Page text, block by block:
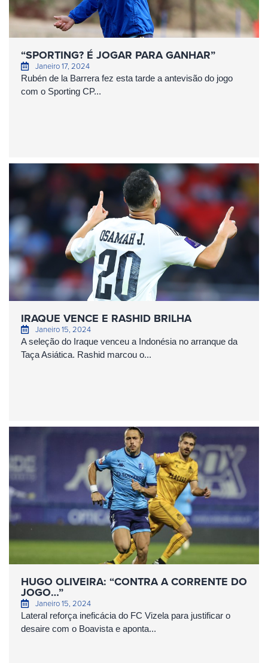
“SPORTING? É JOGAR PARA GANHAR”
Janeiro 17, 2024
Rubén de la Barrera fez esta tarde a antevisão do jogo
com o Sporting CP...
IRAQUE VENCE E RASHID BRILHA
Janeiro 15, 2024
A seleção do Iraque venceu a Indonésia no arranque da
Taça Asiática. Rashid marcou o...
HUGO OLIVEIRA: “CONTRA A CORRENTE DO
JOGO…”
Janeiro 15, 2024
Lateral reforça ineficácia do FC Vizela para justificar o
desaire com o Boavista e aponta...